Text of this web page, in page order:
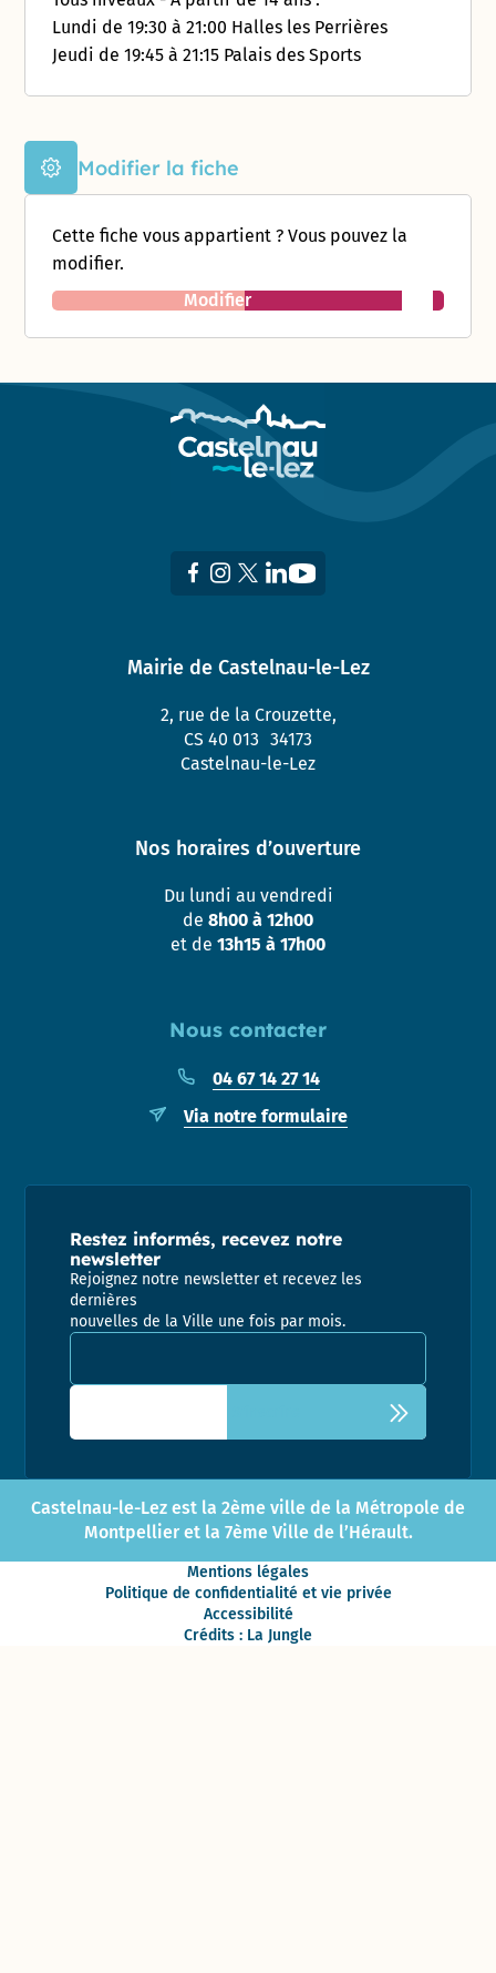
Lundi de 19:30 à 21:00 Halles les Perrières
Jeudi de 19:45 à 21:15 Palais des Sports
Modifier la fiche
Cette fiche vous appartient ? Vous pouvez la
modifier.
Modifier
Nous contacter
04 67 14 27 14
Via notre formulaire
Mairie de Castelnau-le-Lez
2, rue de la Crouzette,
CS 40 013 34173
Castelnau-le-Lez
Nos horaires d’ouverture
Du lundi au vendredi
de 8h00 à 12h00
et de 13h15 à 17h00
Restez informés, recevez notre
newsletter
Rejoignez notre newsletter et recevez les
dernières
nouvelles de la Ville une fois par mois.
Adresse email pour la newsletter
Castelnau-le-Lez est la 2ème ville de la Métropole de
Montpellier et la 7ème Ville de l’Hérault.
Mentions légales
Politique de confidentialité et vie privée
Accessibilité
Crédits : La Jungle